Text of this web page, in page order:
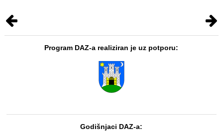
Program DAZ-a realiziran je uz potporu:
Godišnjaci DAZ-a: